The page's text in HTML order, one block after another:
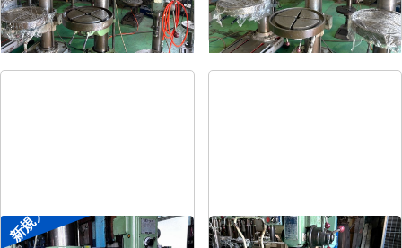
年 式- 年 式-
新規入荷
ラジアルボール盤 卓上ボール盤